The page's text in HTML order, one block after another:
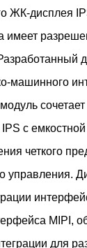
ЖК-дисплея
имеет
машинного
с
четкого
управления.
MIPI,
для